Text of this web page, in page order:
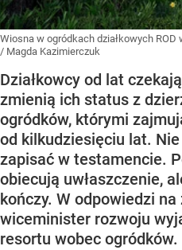
Wiosna w ogródkach działkowych ROD
/ Magda Kazimierczuk
Działkowcy od lat
zmienią ich status z
ogródków, którymi
od kilkudziesięciu lat.
zapisać w testamencie.
obiecują uwłaszczenie,
kończy. W odpowiedzi na
wiceminister rozwoju
resortu wobec ogródków.